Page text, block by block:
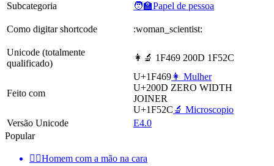
Subcategoria
🧑‍🏫Papel de pessoa
Como digitar shortcode :woman_scientist:
Unicode (totalmente
qualificado)
👩‍🔬 1F469 200D 1F52C
Feito com
U+1F469 👩 Mulher
U+200D ZERO WIDTH
JOINER
U+1F52C 🔬 Microscopio
Versão Unicode
E4.0
Popular
🤦‍♂️Homem com a mão na cara